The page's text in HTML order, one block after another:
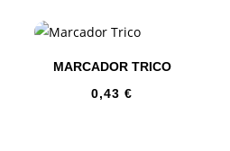
MARCADOR TRICO
0,43€